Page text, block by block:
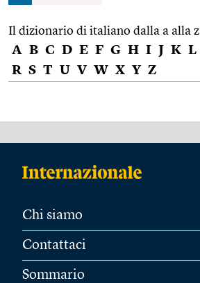
Il dizionario di italiano dalla a alla z
A B C D E F G H I J K L
R S T U V W X Y Z
Chi siamo
Contattaci
Sommario